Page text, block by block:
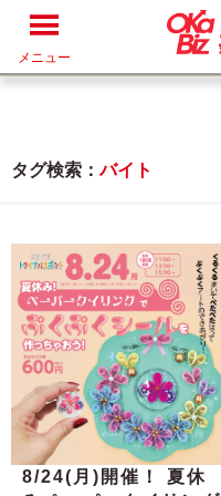
メニュー
タグ検索：バイト
8/24(月)開催！ 夏休